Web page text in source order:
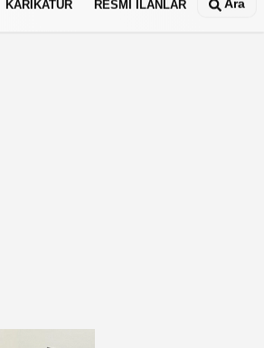
KARİKATÜR RESMİ İLANLAR Ara